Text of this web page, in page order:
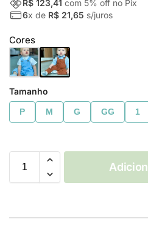
R$ 123,41 com 5% off no Pix
6x de R$ 21,65 s/juros
Cores
Tamanho
P M G GG 1